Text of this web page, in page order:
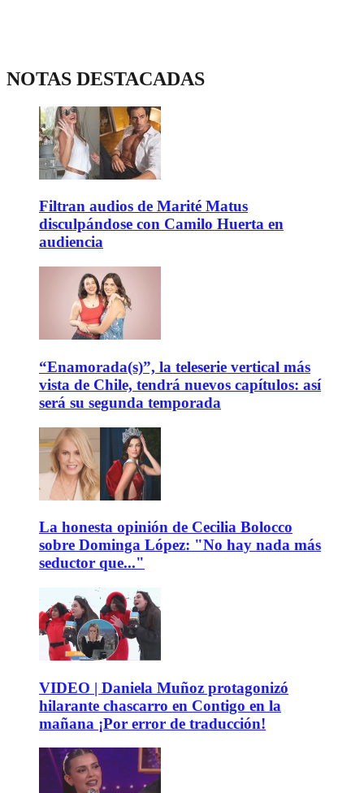
NOTAS DESTACADAS
Filtran audios de Marité Matus
disculpándose con Camilo Huerta en
audiencia
“Enamorada(s)”, la teleserie vertical más
vista de Chile, tendrá nuevos capítulos: así
será su segunda temporada
La honesta opinión de Cecilia Bolocco
sobre Dominga López: "No hay nada más
seductor que..."
VIDEO | Daniela Muñoz protagonizó
hilarante chascarro en Contigo en la
mañana ¡Por error de traducción!